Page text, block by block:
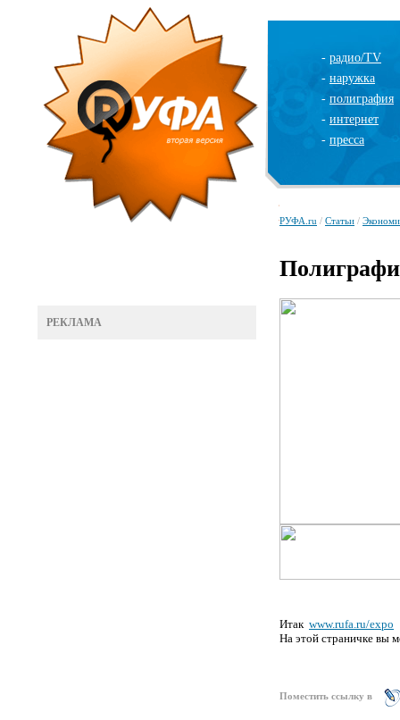
- радио/TV
- наружка
- полиграфия
- интернет
- пресса
РЕКЛАМА
РУФА.ru / Статьи /
Итак www.rufa.ru/expo
На этой страничке вы
Поместить ссылку в